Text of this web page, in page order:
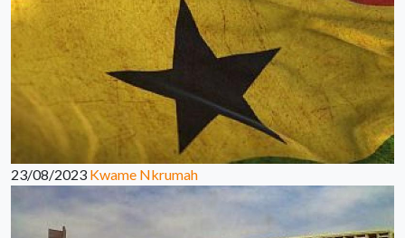
23/08/2023 Kwame Nkrumah